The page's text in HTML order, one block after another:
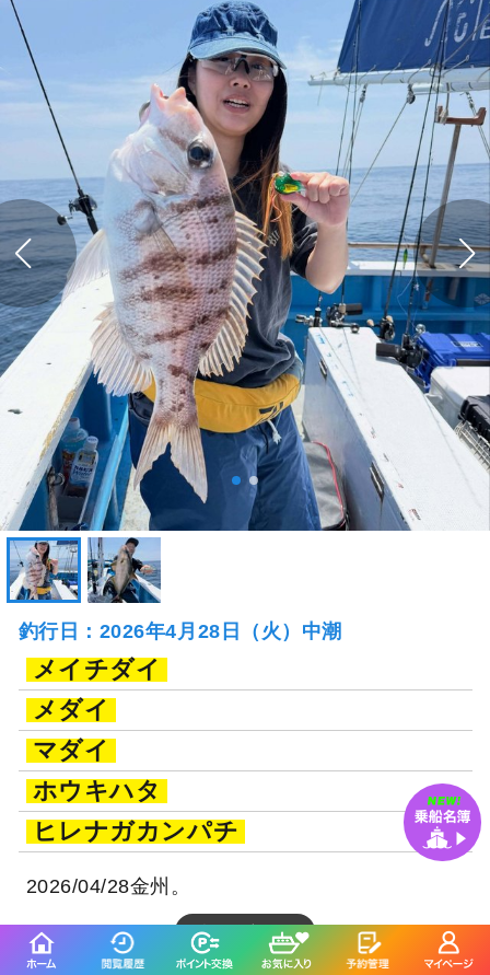
釣行日：2026年4月28日（火）中潮
メイチダイ
メダイ
マダイ
ホウキハタ
ヒレナガカンパチ
2026/04/28金州。
続きを表示